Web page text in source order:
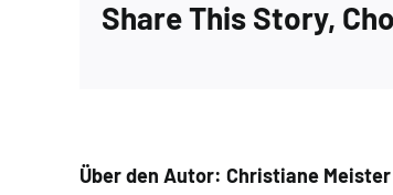
Share This Story,
Über den Autor: Christiane Meister